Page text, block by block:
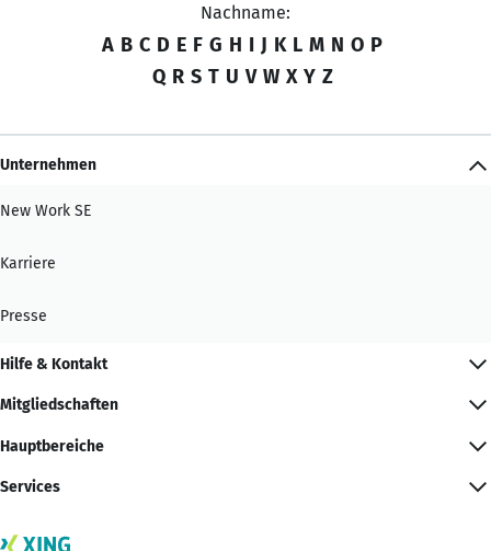
Nachname:
A B C D E F G H I J K L M N O P
Q R S T U V W X Y Z
Unternehmen
New Work SE
Karriere
Presse
Hilfe & Kontakt
Mitgliedschaften
Hauptbereiche
Services